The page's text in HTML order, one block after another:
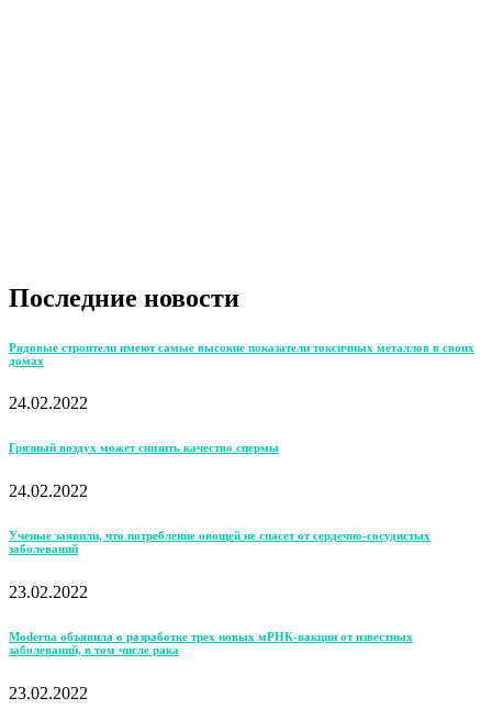
Последние новости
Рядовые строители имеют самые высокие показатели токсичных металлов в своих
домах
24.02.2022
Грязный воздух может снизить качество спермы
24.02.2022
Ученые заявили, что потребление овощей не спасет от сердечно-сосудистых
заболеваний
23.02.2022
Moderna объявила о разработке трех новых мРНК-вакцин от известных
заболеваний, в том числе рака
23.02.2022